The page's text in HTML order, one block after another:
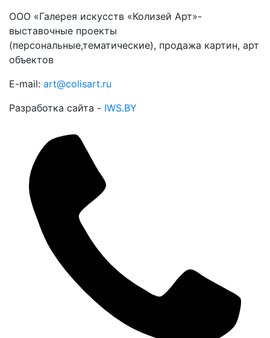
ООО «Галерея искусств «Колизей Арт»-
выставочные проекты
(персональные,тематические), продажа картин, арт
объектов
E-mail: art@colisart.ru
Разработка сайта - IWS.BY